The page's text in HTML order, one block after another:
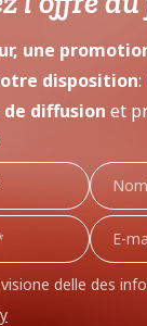
une
disposition
diffusion et
delle des